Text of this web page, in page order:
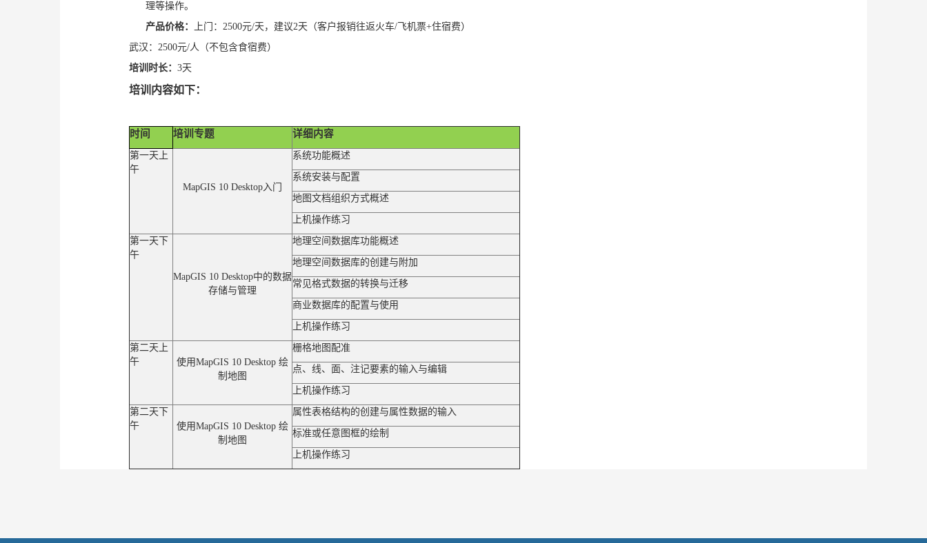
理等操作。
产品价格：
上门：2500元/天，建议2天（客户报销往返火车/飞机票+住宿费）
武汉：2500元/人（不包含食宿费）
培训时长： 3天
培训内容如下：
时间 培训专题 详细内容
第一天上
午
MapGIS 10 Desktop入门
系统功能概述
系统安装与配置
地图文档组织方式概述
上机操作练习
第一天下
午
MapGIS 10 Desktop中的数据
存储与管理
地理空间数据库功能概述
地理空间数据库的创建与附加
常见格式数据的转换与迁移
商业数据库的配置与使用
上机操作练习
第二天上
午
使用MapGIS 10 Desktop 绘
制地图
栅格地图配准
点、线、面、注记要素的输入与编辑
上机操作练习
第二天下
午
使用MapGIS 10 Desktop 绘
制地图
属性表格结构的创建与属性数据的输入
标准或任意图框的绘制
上机操作练习